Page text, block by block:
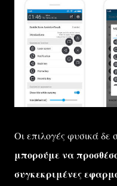
Οι επιλογές φυσικά
μπορούμε να
συγκεκριμένες